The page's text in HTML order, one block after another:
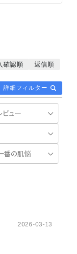
詳細フィルター
確認順
返信順
2026-03-13